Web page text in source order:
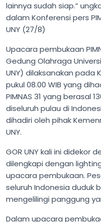
lainnya sudah siap.”
dalam Konferensi pers
UNY (27/8)
Upacara pembukaan
Gedung Olahraga
UNY) dilaksanakan pada
pukul 08.00 WIB yang
PIMNAS 31 yang berasal
diseluruh pulau di
dihadiri oleh pihak
UNY.
GOR UNY kali ini didekor
dilengkapi dengan
upacara pembukaan.
seluruh Indonesia duduk
mengelilingi panggung
Dalam upacara